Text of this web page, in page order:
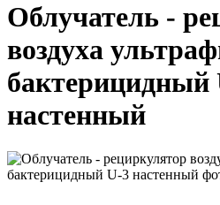
Облучатель -
воздуха
бактерицидный
настенный